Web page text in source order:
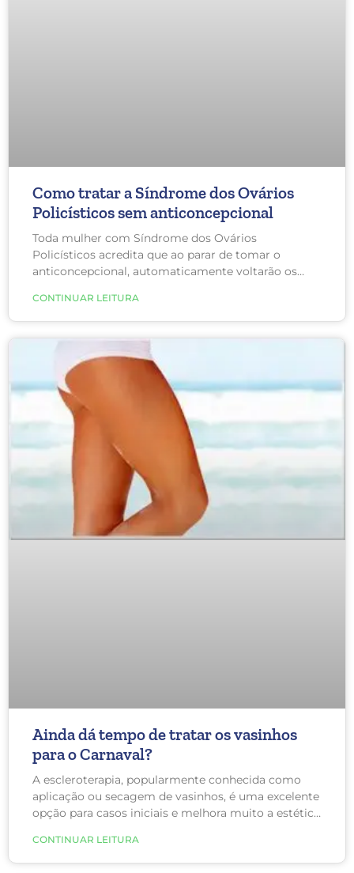
Como tratar a Síndrome dos Ovários
Policísticos sem anticoncepcional
Toda mulher com Síndrome dos Ovários
Policísticos acredita que ao parar de tomar o
anticoncepcional, automaticamente voltarão os
ganho de peso. No entanto, mudanças no estilo de
vida podem melhorar o caos metabólico que há na
síndrome.
CONTINUAR LEITURA
Ainda dá tempo de tratar os vasinhos
para o Carnaval?
A escleroterapia, popularmente conhecida como
aplicação ou secagem de vasinhos, é uma excelente
opção para casos iniciais e melhora muito a estética
feito por um cirurgião vascular experiente e com
mãos precisas.
CONTINUAR LEITURA